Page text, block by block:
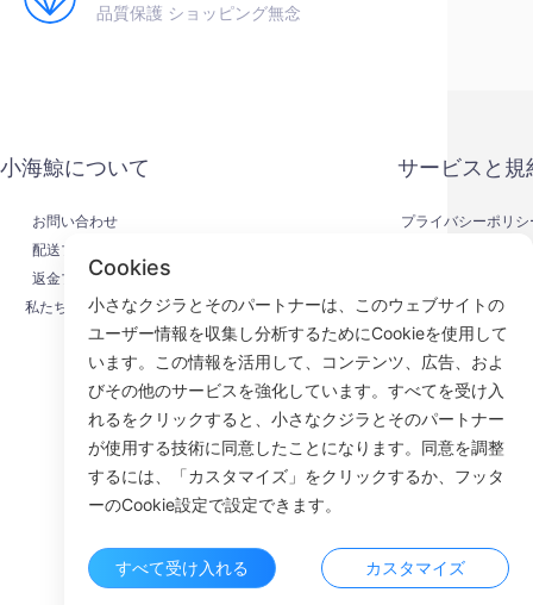
品質保護 ショッピング無念
小海鯨について
お問い合わせ
配送プロセス
返金プロセス
私たちについて
サービスと規
プライバシーポリシ
KYC
ROOM
Cookies
小さなクジラとそのパートナーは、このウェブサイトの
ユーザー情報を収集し分析するためにCookieを使用して
います。この情報を活用して、コンテンツ、広告、およ
びその他のサービスを強化しています。すべてを受け入
れるをクリックすると、小さなクジラとそのパートナー
が使用する技術に同意したことになります。同意を調整
するには、「カスタマイズ」をクリックするか、フッタ
ーのCookie設定で設定できます。
すべて受け入れる カスタマイズ